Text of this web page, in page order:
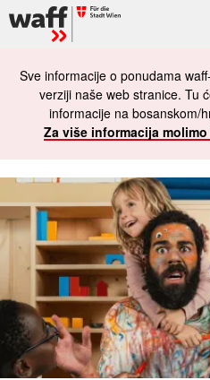
Sve informacije o ponudama
verziji naše web stranice. Tu
informacije na bosanskom/
Za više informacija